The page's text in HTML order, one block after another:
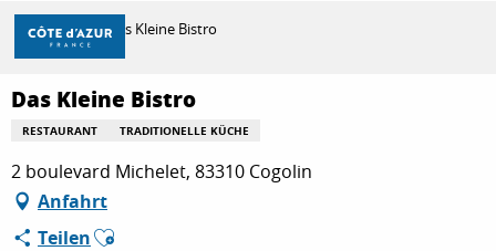
Aller
contenu
principal
ENTDECKEN
ZU TUN
Startseite Das Kleine Bistro
Das Kleine Bistro
RESTAURANT TRADITIONELLE KÜCHE
2 boulevard Michelet, 83310 Cogolin
Anfahrt
TeilenAjouter aux favoris